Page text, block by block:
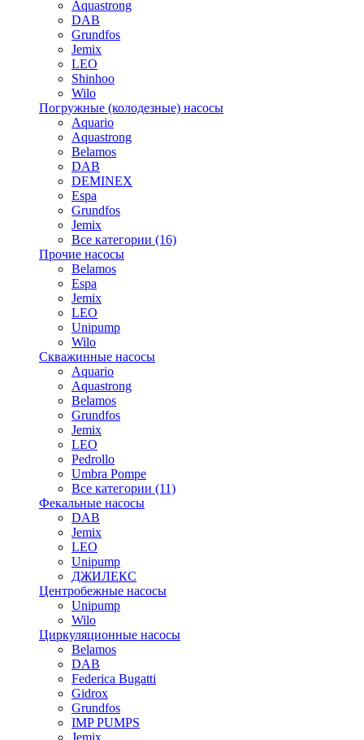
Aquastrong
DAB
Grundfos
Jemix
LEO
Shinhoo
Wilo
Погружные (колодезные) насосы
Aquario
Aquastrong
Belamos
DAB
DEMINEX
Espa
Grundfos
Jemix
Все категории (16)
Прочие насосы
Belamos
Espa
Jemix
LEO
Unipump
Wilo
Скважинные насосы
Aquario
Aquastrong
Belamos
Grundfos
Jemix
LEO
Pedrollo
Umbra Pompe
Все категории (11)
Фекальные насосы
DAB
Jemix
LEO
Unipump
ДЖИЛЕКС
Центробежные насосы
Unipump
Wilo
Циркуляционные насосы
Belamos
DAB
Federica Bugatti
Gidrox
Grundfos
IMP PUMPS
Jemix